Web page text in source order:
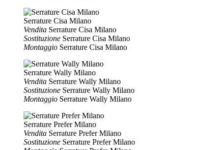
Serrature Cisa Milano
Vendita Serrature Cisa Milano
Sostituzione Serrature Cisa Milano
Montaggio Serrature Cisa Milano
Serrature Wally Milano
Vendita Serrature Wally Milano
Sostituzione Serrature Wally Milano
Montaggio Serrature Wally Milano
Serrature Prefer Milano
Vendita Serrature Prefer Milano
Sostituzione Serrature Prefer Milano